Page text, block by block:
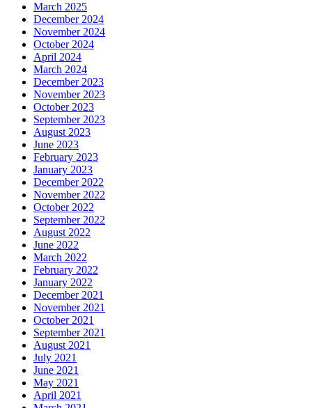
March 2025
December 2024
November 2024
October 2024
April 2024
March 2024
December 2023
November 2023
October 2023
September 2023
August 2023
June 2023
February 2023
January 2023
December 2022
November 2022
October 2022
September 2022
August 2022
June 2022
March 2022
February 2022
January 2022
December 2021
November 2021
October 2021
September 2021
August 2021
July 2021
June 2021
May 2021
April 2021